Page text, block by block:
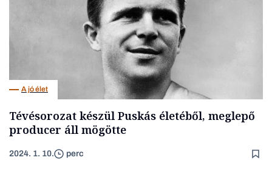
A jó élet
Tévésorozat készül Puskás életéből, meglepő
producer áll mögötte
2024. 1. 10. perc